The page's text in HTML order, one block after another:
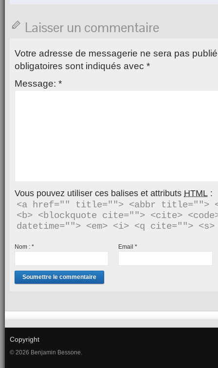
Laisser un commentaire
Votre adresse de messagerie ne sera pas
obligatoires sont indiqués avec *
Message: *
Vous pouvez utiliser ces balises et attributs HTML :
<a href="" title=""> <abbr title="">
<b> <blockquote cite=""> <cite>
Nom : * Email*
Copyright
© 2026 Benjamin Bessone.